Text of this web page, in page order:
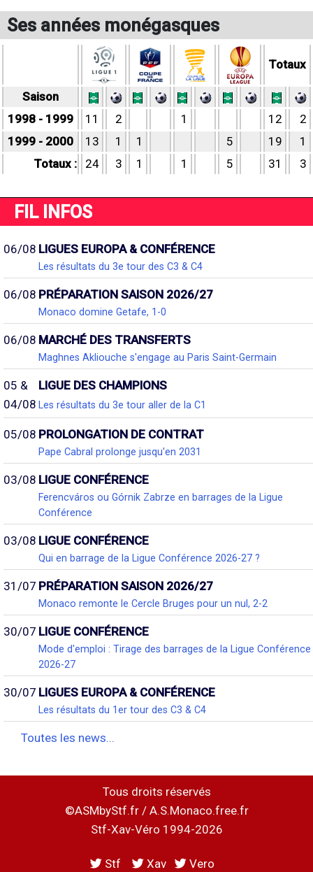
Ses années monégasques
Totaux
Saison
1998 - 1999
11 2 1 12
2
1999 - 2000
13 1 1 5 19
1
Totaux :
24 3 1 1 5 31 3
FIL INFOS
06/08 LIGUES EUROPA & CONFÉRENCE
Les résultats du 3e tour des C3 & C4
06/08 PRÉPARATION SAISON 2026/27
Monaco domine Getafe, 1-0
06/08 MARCHÉ DES TRANSFERTS
Maghnes Akliouche s'engage au Paris Saint-Germain
05 &
04/08
LIGUE DES CHAMPIONS
Les résultats du 3e tour aller de la C1
05/08 PROLONGATION DE CONTRAT
Pape Cabral prolonge jusqu'en 2031
03/08 LIGUE CONFÉRENCE
Ferencváros ou Górnik Zabrze en barrages de la Ligue
Conférence
03/08 LIGUE CONFÉRENCE
Qui en barrage de la Ligue Conférence 2026-27 ?
31/07 PRÉPARATION SAISON 2026/27
Monaco remonte le Cercle Bruges pour un nul, 2-2
30/07 LIGUE CONFÉRENCE
Mode d'emploi : Tirage des barrages de la Ligue Conférence
2026-27
30/07 LIGUES EUROPA & CONFÉRENCE
Les résultats du 1er tour des C3 & C4
Toutes les news...
Tous droits réservés
©ASMbyStf.fr / A.S.Monaco.free.fr
Stf-Xav-Véro 1994-2026
Stf Xav Vero